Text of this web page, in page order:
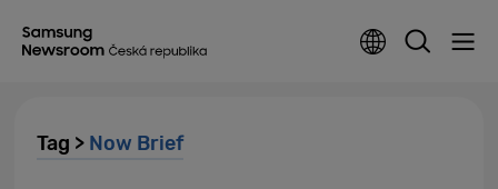
Tag > Now Brief